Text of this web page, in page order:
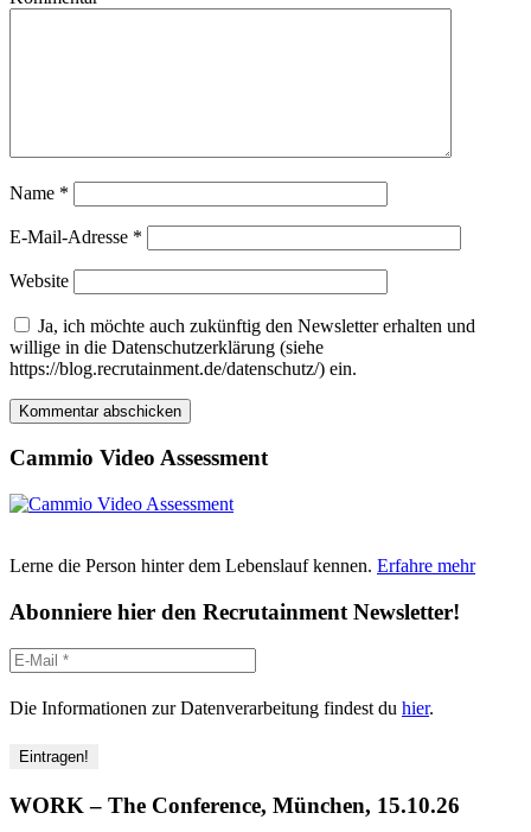
Name *
E-Mail-Adresse *
Website
Ja, ich möchte auch zukünftig den Newsletter erhalten und
willige in die Datenschutzerklärung (siehe
https://blog.recrutainment.de/datenschutz/) ein.
Cammio Video Assessment
Lerne die Person hinter dem Lebenslauf kennen. Erfahre mehr
Abonniere hier den Recrutainment Newsletter!
Die Informationen zur Datenverarbeitung findest du hier.
WORK – The Conference, München, 15.10.26